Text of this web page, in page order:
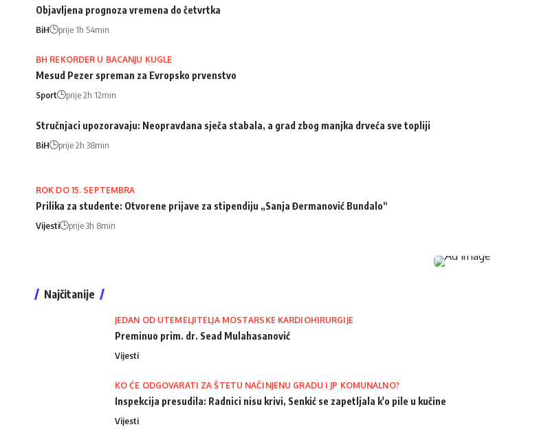
Objavljena prognoza vremena do četvrtka
BiH prije 1h 54min
BH REKORDER U BACANJU KUGLE
Mesud Pezer spreman za Evropsko prvenstvo
Sport prije 2h 12min
Stručnjaci upozoravaju: Neopravdana sječa stabala, a grad zbog manjka drveća sve topliji
BiH prije 2h 38min
ROK DO 15. SEPTEMBRA
Prilika za studente: Otvorene prijave za stipendiju „Sanja Đermanović Bundalo“
Vijesti prije 3h 8min
Najčitanije
JEDAN OD UTEMELJITELJA MOSTARSKE KARDIOHIRURGIJE
Preminuo prim. dr. Sead Mulahasanović
Vijesti
KO ĆE ODGOVARATI ZA ŠTETU NAČINJENU GRADU I JP KOMUNALNO?
Inspekcija presudila: Radnici nisu krivi, Senkić se zapetljala k'o pile u kučine
Vijesti